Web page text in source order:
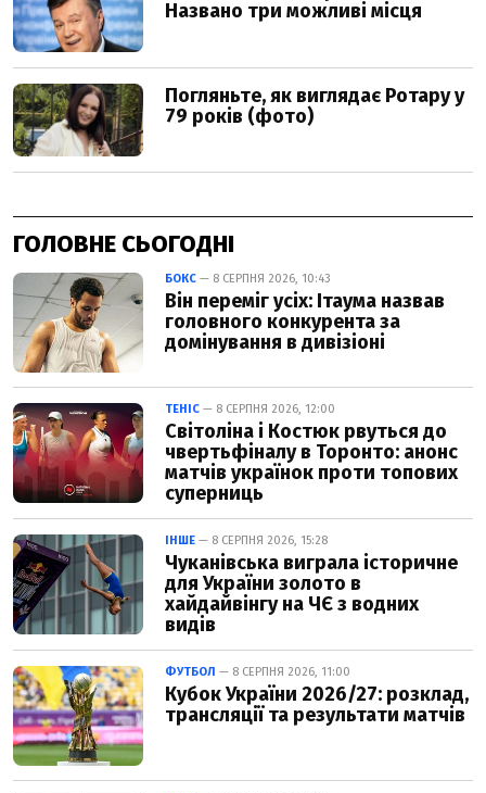
ГОЛОВНЕ СЬОГОДНІ
БОКС — 8 СЕРПНЯ 2026, 10:43
Він переміг усіх: Ітаума назвав
головного конкурента за
домінування в дивізіоні
ТЕНІС — 8 СЕРПНЯ 2026, 12:00
Світоліна і Костюк рвуться до
чвертьфіналу в Торонто: анонс
матчів українок проти топових
суперниць
ІНШЕ — 8 СЕРПНЯ 2026, 15:28
Чуканівська виграла історичне
для України золото в
хайдайвінгу на ЧЄ з водних
видів
ФУТБОЛ — 8 СЕРПНЯ 2026, 11:00
Кубок України 2026/27: розклад,
трансляції та результати матчів